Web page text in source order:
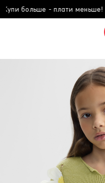
больше - плати меньше!